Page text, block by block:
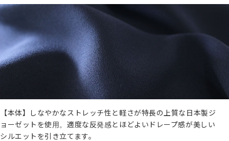
【本体】しなやかなストレッチ性と軽さが特長の上質な日本製ジ
ョーゼットを使用。適度な反発感とほどよいドレープ感が美しい
シルエットを引き立てます。